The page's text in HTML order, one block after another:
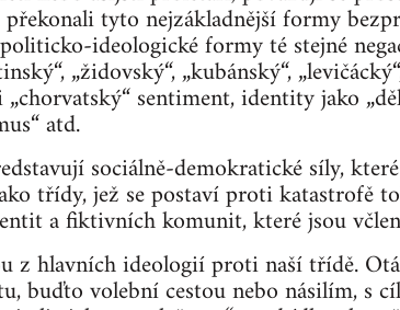
tyto nejzákladnější formy
ideologické formy té stejné
„židovský“, „kubánský“,
„chorvatský“ sentiment, identity jako
atd.
sociálně-demokratické síly,
třídy, jež se postaví proti katastrofě
a fiktivních komunit, které jsou
z hlavních ideologií proti naší třídě.
buďto volební cestou nebo násilím, s